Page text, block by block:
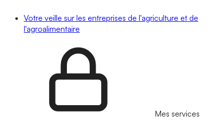
Votre veille sur les entreprises de l'agriculture et de
l'agroalimentaire
Mes services